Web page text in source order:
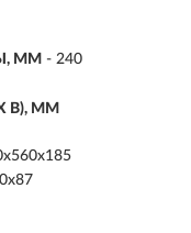
ММ - 240
В), ММ